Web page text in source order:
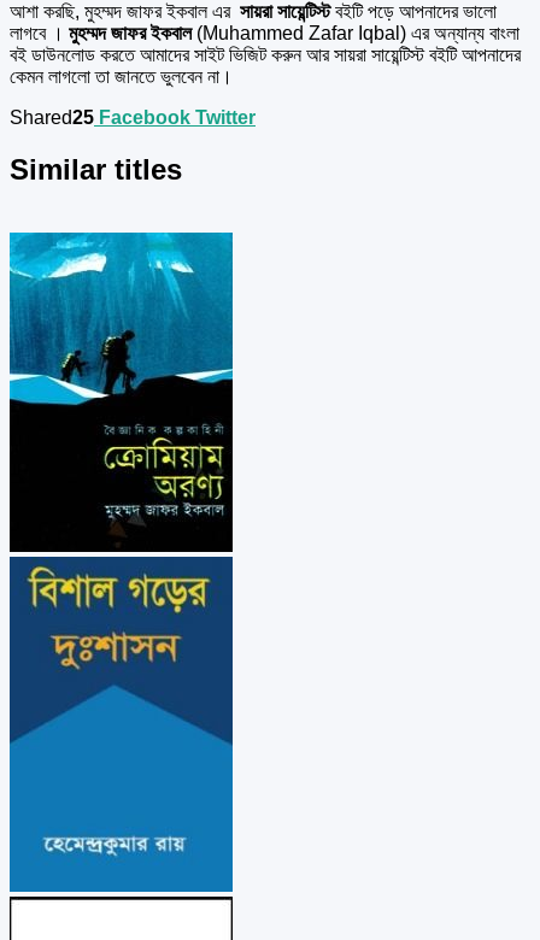
আশা করছি, মুহম্মদ জাফর ইকবাল এর সায়রা সায়েন্টিস্টবইটি পড়ে আপনাদের ভালো
লাগবে । মুহম্মদ জাফর ইকবাল (Muhammed Zafar Iqbal) এর অন্যান্য বাংলা
বই ডাউনলোড করতে আমাদের সাইট ভিজিট করুন আর সায়রা সায়েন্টিস্ট বইটি আপনাদের
কেমন লাগলো তা জানতে ভুলবেন না।
Shared25 Facebook Twitter
Similar titles